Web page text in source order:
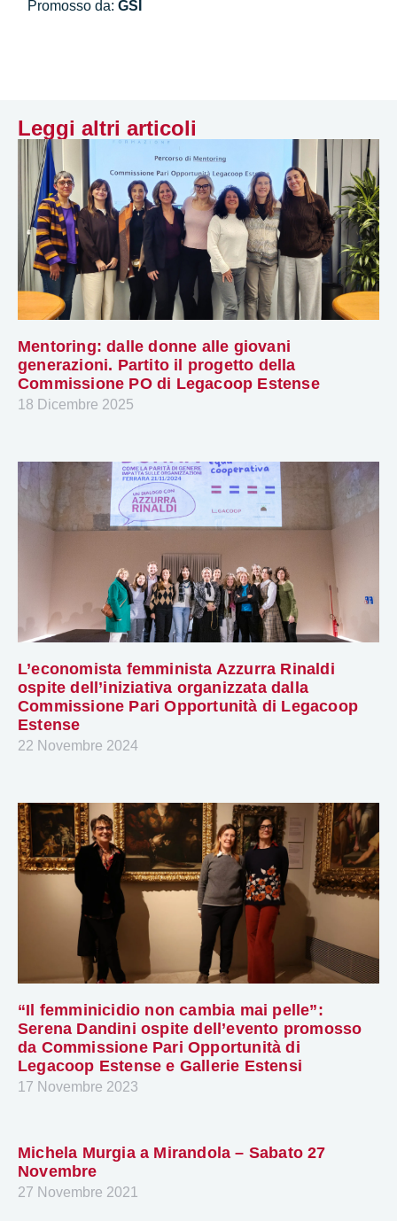
Promosso da:GSI
Leggi altri articoli
Mentoring: dalle donne alle giovani
generazioni. Partito il progetto della
Commissione PO di Legacoop Estense
18 Dicembre 2025
L’economista femminista Azzurra Rinaldi
ospite dell’iniziativa organizzata dalla
Commissione Pari Opportunità di Legacoop
Estense
22 Novembre 2024
“Il femminicidio non cambia mai pelle”:
Serena Dandini ospite dell’evento promosso
da Commissione Pari Opportunità di
Legacoop Estense e Gallerie Estensi
17 Novembre 2023
Michela Murgia a Mirandola – Sabato 27
Novembre
27 Novembre 2021